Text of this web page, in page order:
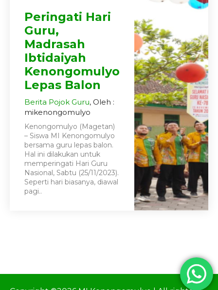
Peringati Hari
Guru,
Madrasah
Ibtidaiyah
Kenongomulyo
Lepas Balon
Berita Pojok Guru, Oleh :
mikenongomulyo
Kenongomulyo (Magetan)
– Siswa MI Kenongomulyo
bersama guru lepas balon.
Hal ini dilakukan untuk
memperingati Hari Guru
Nasional, Sabtu (25/11/2023).
Seperti hari biasanya, diawal
pagi..